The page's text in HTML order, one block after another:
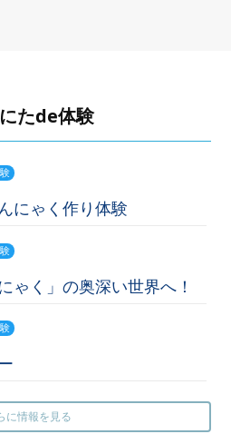
たde体験
にゃく作り体験
ゃく」の奥深い世界へ！
に情報を見る